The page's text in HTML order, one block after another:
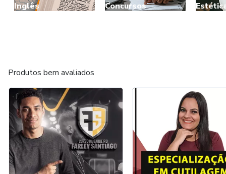
Inglês Concursos
Produtos bem avaliados